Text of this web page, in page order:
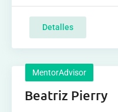
Detalles
MentorAdvisor
Beatriz Pierry